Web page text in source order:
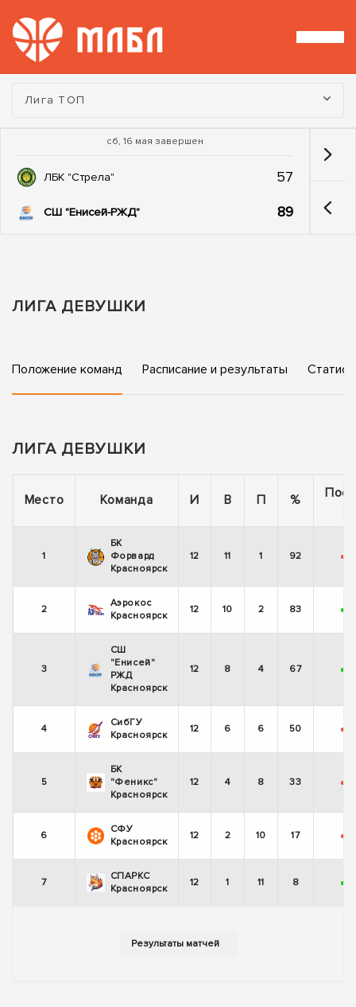
Турнир:
Лига ТОП
сб, 16 мая завершен
ЛБК "Стрела" 57
СШ "Енисей-РЖД" 89
ЛИГА ДЕВУШКИ
Положение команд Расписание и результаты
ЛИГА ДЕВУШКИ
Место Команда И В П %
1
БК
Форвард
Красноярск
12 11 1 92 -
2
Аэрокос
Красноярск
12 10 2 83 +
3
СШ
"Енисей"
РЖД
Красноярск
12 8 4 67 +
4
СибГУ
Красноярск
12 6 6 50 -
5
БК
"Феникс"
Красноярск
12 4 8 33 -
6
СФУ
Красноярск
12 2 10 17 -
7
СПАРКС
Красноярск
12 1 11 8 +